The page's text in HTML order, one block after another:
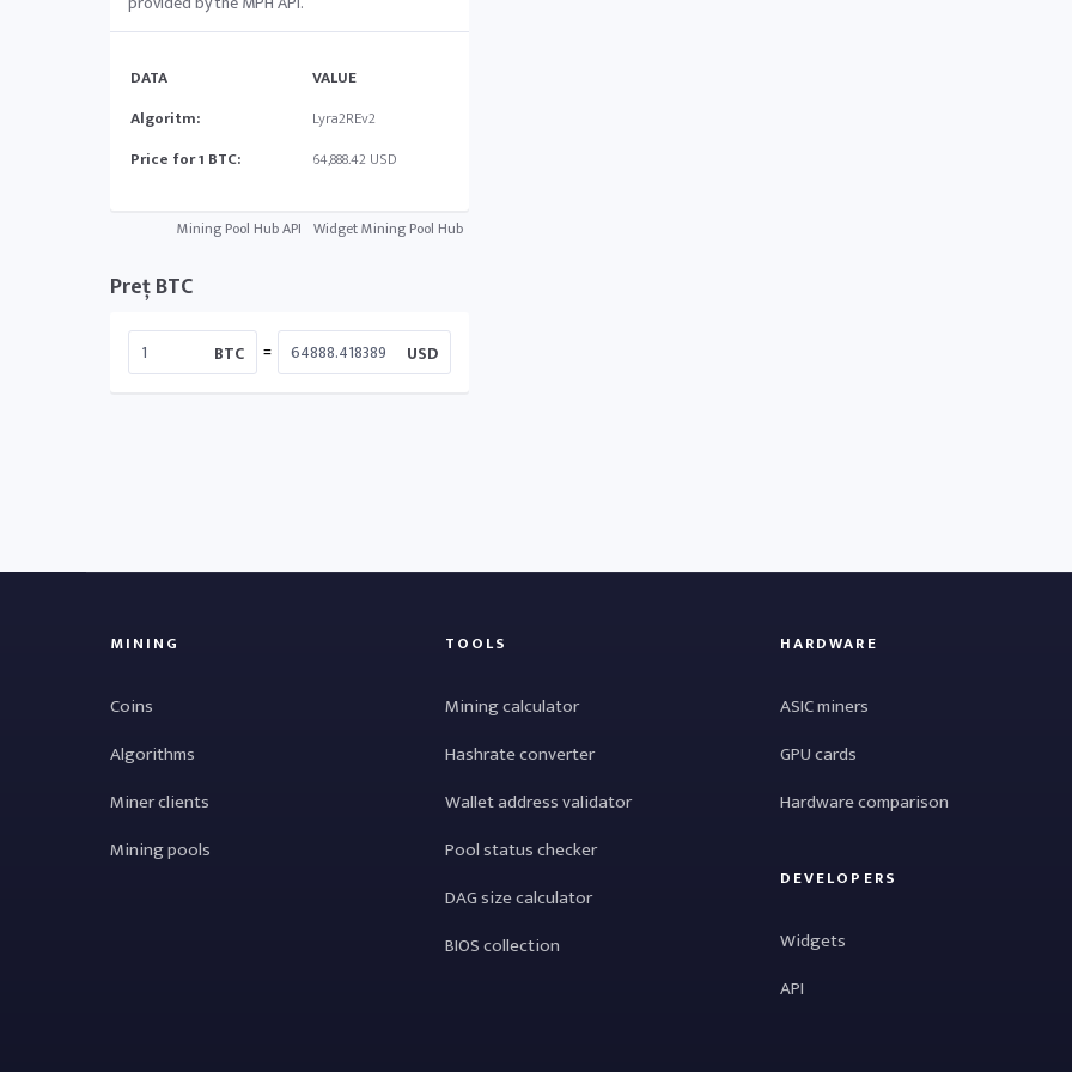
DATA
VALUE
Algoritm:
Lyra2REv2
Price for 1 BTC:
64,888.42 USD
Mining Pool Hub API Widget Mining Pool Hub
Preț BTC
BTC = USD
MINING
Coins
Algorithms
Miner clients
Mining pools
TOOLS
Mining calculator
Hashrate converter
Wallet address validator
Pool status checker
DAG size calculator
BIOS collection
HARDWARE
ASIC miners
GPU cards
Hardware comparison
DEVELOPERS
Widgets
API